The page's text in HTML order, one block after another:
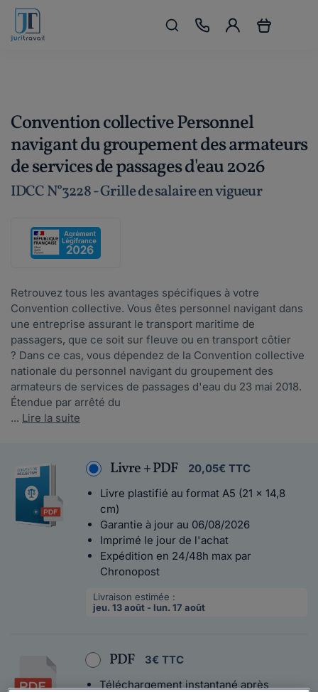
Convention collective Personnel
navigant du groupement des armateurs
de services de passages d'eau 2026
IDCC N°3228 - Grille de salaire en vigueur
Retrouvez tous les avantages spécifiques à votre
Convention collective. Vous êtes personnel navigant dans
une entreprise assurant le transport maritime de
passagers, que ce soit sur fleuve ou en transport côtier
? Dans ce cas, vous dépendez de la Convention collective
nationale du personnel navigant du groupement des
armateurs de services de passages d'eau du 23 mai 2018.
Étendue par arrêté du
... Lire la suite
Livre + PDF
20,05€ TTC
Livre plastifié au format A5 (21 x 14,8
cm)
Garantie à jour au 06/08/2026
Imprimé le jour de l'achat
Expédition en 24/48h max par
Chronopost
Livraison estimée :
jeu. 13 août - lun. 17 août
PDF
3€ TTC
Téléchargement instantané après